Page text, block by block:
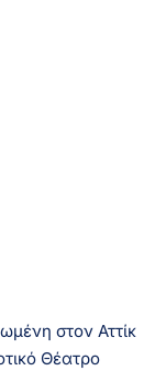
στον Αττίκ
Θέατρο